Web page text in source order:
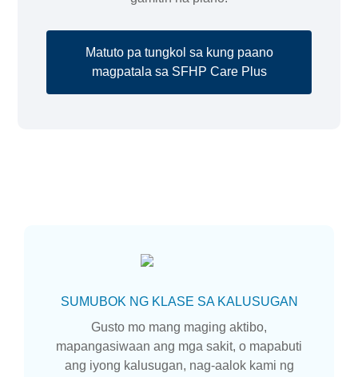
Matuto pa tungkol sa kung paano
magpatala sa SFHP Care Plus
SUMUBOK NG KLASE SA KALUSUGAN
Gusto mo mang maging aktibo,
mapangasiwaan ang mga sakit, o mapabuti
ang iyong kalusugan, nag-aalok kami ng